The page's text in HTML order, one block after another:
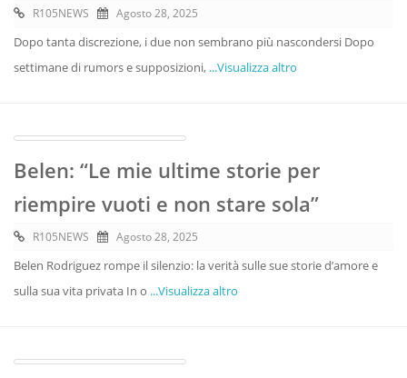
R105NEWS Agosto 28, 2025
Dopo tanta discrezione, i due non sembrano più nascondersi Dopo
settimane di rumors e supposizioni, ...Visualizza altro
Belen: “Le mie ultime storie per
riempire vuoti e non stare sola”
R105NEWS Agosto 28, 2025
Belen Rodriguez rompe il silenzio: la verità sulle sue storie d’amore e
sulla sua vita privata In o ...Visualizza altro